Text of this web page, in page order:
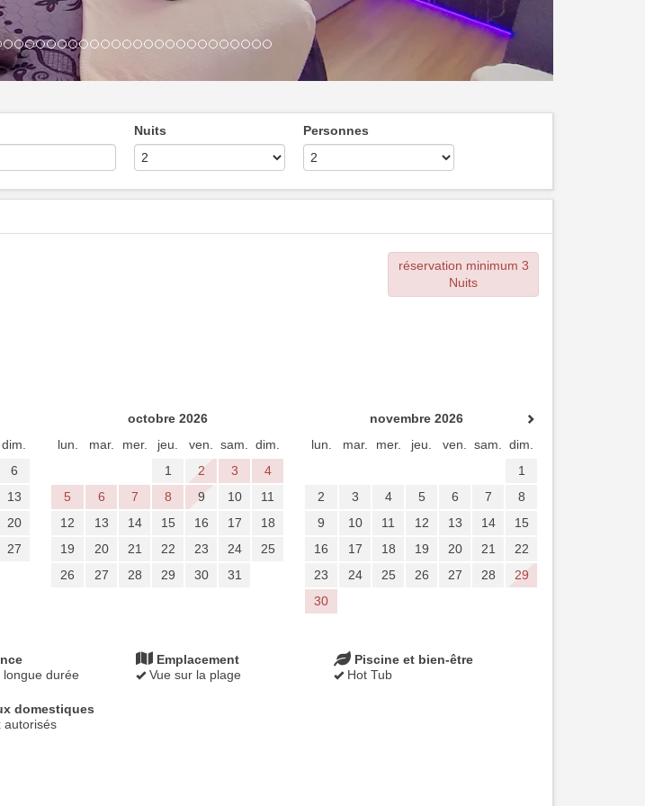
Nuits Personnes
réservation minimum 3
Nuits
dim.
6
13
20
27
octobre 2026
lun.
mar. mer. jeu. ven. sam.
dim.
1
2 3
4
5
6 7 8 9 10
11
12
13 14 15 16 17
18
19
20 21 22 23 24
25
26
27 28 29 30 31
novembre 2026
lun.
mar. mer. jeu. ven. sam.
dim.
1
2
3 4 5 6 7
8
9
10 11 12 13 14
15
16
17 18 19 20 21
22
23
24 25 26 27 28
29
30
durée
Emplacement
Vue sur la plage
Piscine et bien-être
Hot Tub
domestiques